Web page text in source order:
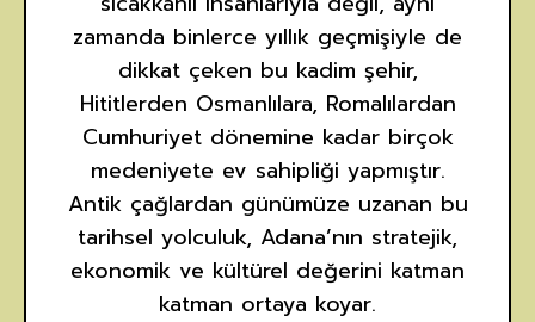
zamanda binlerce yıllık geçmişiyle de
dikkat çeken bu kadim şehir,
Hititlerden Osmanlılara, Romalılardan
Cumhuriyet dönemine kadar birçok
medeniyete ev sahipliği yapmıştır.
Antik çağlardan günümüze uzanan bu
tarihsel yolculuk, Adana’nın stratejik,
ekonomik ve kültürel değerini katman
katman ortaya koyar.